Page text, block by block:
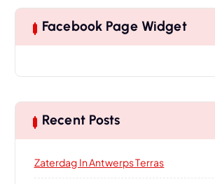
Facebook Page Widget
Recent Posts
Zaterdag In Antwerps Terras